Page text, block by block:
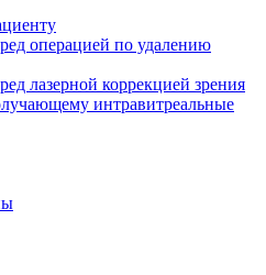
операцией по удалению
лазерной коррекцией зрения
интравитреальные